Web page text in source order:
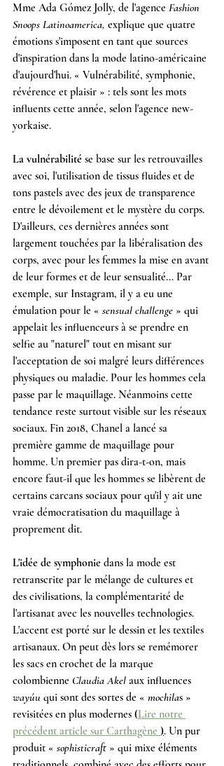
Mme Ada Gómez Jolly, de l'agence Fashion
Snoops Latinoamerica, explique que quatre
émotions s'imposent en tant que sources
d'inspiration dans la mode latino-américaine
d'aujourd'hui. « Vulnérabilité, symphonie,
révérence et plaisir » : tels sont les mots
influents cette année, selon l'agence new-
yorkaise.
La vulnérabilité se base sur les retrouvailles
avec soi, l'utilisation de tissus fluides et de
tons pastels avec des jeux de transparence
entre le dévoilement et le mystère du corps.
D'ailleurs, ces dernières années sont
largement touchées par la libéralisation des
corps, avec pour les femmes la mise en avant
de leur formes et de leur sensualité... Par
exemple, sur Instagram, il y a eu une
émulation pour le « sensual challenge » qui
appelait les influenceurs à se prendre en
selfie au "naturel" tout en misant sur
l'acceptation de soi malgré leurs différences
physiques ou maladie. Pour les hommes cela
passe par le maquillage. Néanmoins cette
tendance reste surtout visible sur les réseaux
sociaux. Fin 2018, Chanel a lancé sa
première gamme de maquillage pour
homme. Un premier pas dira-t-on, mais
encore faut-il que les hommes se libèrent de
certains carcans sociaux pour qu'il y ait une
vraie démocratisation du maquillage à
proprement dit.
L'idée de symphonie dans la mode est
retranscrite par le mélange de cultures et
des civilisations, la complémentarité de
l'artisanat avec les nouvelles technologies.
L'accent est porté sur le dessin et les textiles
artisanaux. On peut dès lors se remémorer
les sacs en crochet de la marque
colombienne Claudia Akel aux influences
wayúu qui sont des sortes de « mochilas »
revisitées en plus modernes (Lire notre
précédent article sur Carthagène ). Un pur
produit « sophisticraft » qui mixe éléments